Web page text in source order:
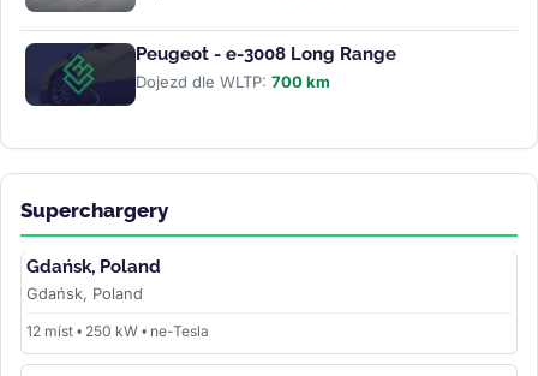
Peugeot - e-3008 Long Range
Dojezd dle WLTP: 700 km
Superchargery
Gdańsk, Poland
Gdańsk, Poland
12 míst • 250 kW • ne-Tesla